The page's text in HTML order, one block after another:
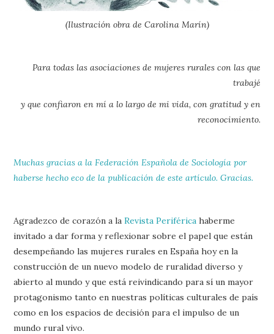
(Ilustración obra de Carolina Marín)
Para todas las asociaciones de mujeres rurales con las que
trabajé
y que confiaron en mí a lo largo de mi vida, con gratitud y en
reconocimiento.
Muchas gracias a la Federación Española de Sociología por
haberse hecho eco de la publicación de este artículo. Gracias.
Agradezco de corazón a laRevista Periférica haberme
invitado a dar forma y reflexionar sobre el papel que están
desempeñando las mujeres rurales en España hoy en la
construcción de un nuevo modelo de ruralidad diverso y
abierto al mundo y que está reivindicando para sí un mayor
protagonismo tanto en nuestras políticas culturales de país
como en los espacios de decisión para el impulso de un
mundo rural vivo.